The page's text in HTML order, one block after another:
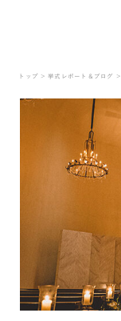
トップ ＞ 挙式レポート＆ブログ ＞